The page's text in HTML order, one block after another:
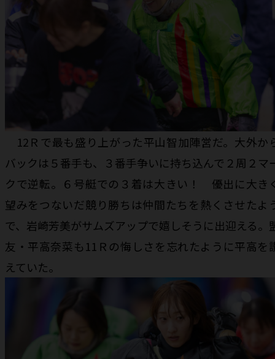
12Ｒで最も盛り上がった平山智加陣営だ。大外か
バックは５番手も、３番手争いに持ち込んで２周２マ
クで逆転。６号艇での３着は大きい！ 優出に大き
望みをつないだ競り勝ちは仲間たちを熱くさせたよ
で、岩崎芳美がサムズアップで嬉しそうに出迎える。
友・平高奈菜も11Ｒの悔しさを忘れたように平高を
えていた。